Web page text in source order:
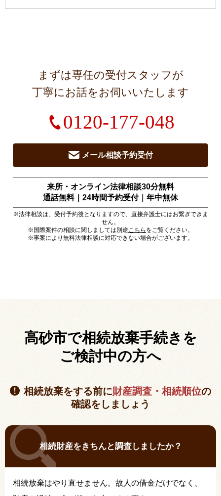
まずは専任の受付スタッフが
丁寧にお話をお伺いいたします
0120-177-048
メール相談予約受付
来所・オンライン法律相談30分無料
通話無料｜24時間予約受付｜ 年中無休
※法律相談は、受付予約後となりますので、直接弁護士にはお繋ぎできま
せん。
※国際案件の相談に関しましては別途こちら をご覧ください。
※事案により無料法律相談に対応できない場合がございます。
高砂市で相続放棄手続きを
ご検討中の方へ
相続放棄をする前に財産調査・相続順位の
確認をしましょう
相続財産をきちんと調査しましたか？
相続放棄はやり直せません。故人の借金だけでなく、